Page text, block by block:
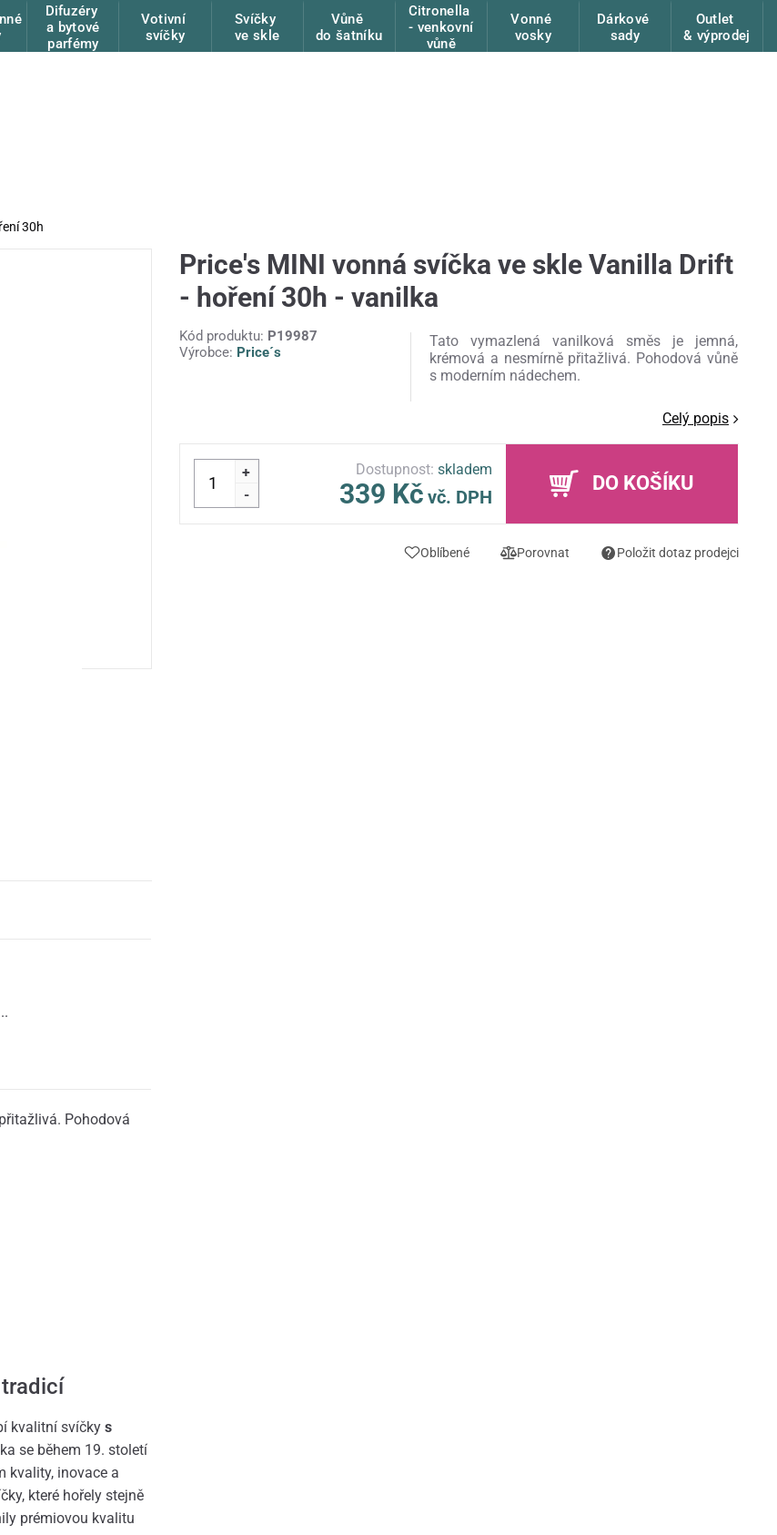
Difuzéry
a bytové
parfémy
Votivní
svíčky
Svíčky
ve skle
Vůně
do šatníku
Citronella
- venkovní
vůně
Vonné
vosky
Dárkové
sady
Outlet
& výprodej
30h
Pohodová
tradicí
kvalitní svíčky s
se během 19. století
kvality, inovace a
které hořely stejně
prémiovou kvalitu
Price's MINI vonná svíčka ve skle Vanilla Drift
- hoření 30h - vanilka
Kód produktu: P19987
Výrobce: Price´s
Tato vymazlená vanilková směs je jemná,
krémová a nesmírně přitažlivá. Pohodová vůně
s moderním nádechem.
Celý popis
+
-
Dostupnost: skladem
339 Kč vč. DPH
DO KOŠÍKU
Oblíbené Porovnat Položit dotaz prodejci